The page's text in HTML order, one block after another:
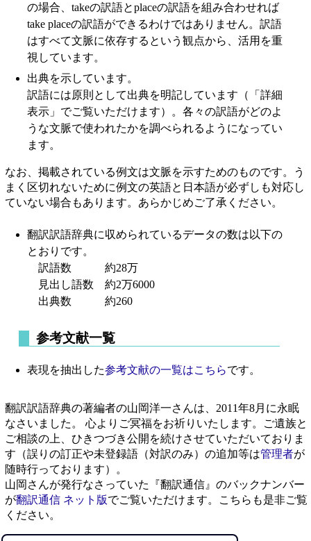
の場合、takeの訳語とplaceの訳語を組み合わせれば
take placeの訳語ができるわけではありません。訳語
はすべて文脈に依存するという観点から、活用を重
視しています。
出典を示しています。
訳語には原則として出典を明記しています（「詳細
表示」でご覧いただけます）。各々の訳語がどのよ
うな文脈で使われたかを調べられるようになってい
ます。
なお、掲載されている例文は文脈を示すためのものです。う
まく区切れないために例文の英語と日本語が必ずしも対応し
ていない場合もあります。あらかじめご了承ください。
翻訳訳語辞典に収められているデータの数は以下の
とおりです。
訳語数 約28万
見出し語数 約2万6000
出典数 約260
参考文献一覧
表現を抽出した参考文献の一覧はこちらです。
翻訳訳語辞典の著編者の山岡洋一さんは、2011年8月に永眠
なさいました。 心よりご冥福をお祈りいたします。ご遺族と
ご相談の上、ひきつづき公開を続けさせていただいておりま
す（誤りの訂正や未登録語（対訳のみ）の追加等は管理者が
随時行っております）。
山岡さんが発行なさっていた『翻訳通信』のバックナンバー
が翻訳通信 ネット版でご覧いただけます。こちらも是非ご覧
ください。